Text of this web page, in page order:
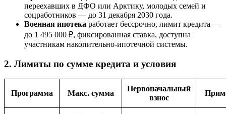
переехавших в ДФО или Арктику, молодых семей и
соцработников — до 31 декабря 2030 года.
Военная ипотека работает бессрочно, лимит кредита —
до 1 495 000 ₽, фиксированная ставка, доступна
участникам накопительно-ипотечной системы.
2. Лимиты по сумме кредита и условия
Программа Макс. сумма
Первоначальный
взнос